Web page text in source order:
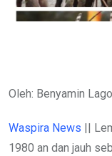
Oleh: Benyamin
Waspira News ||
1980 an dan jauh